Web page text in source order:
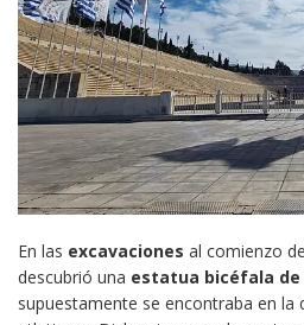
En las excavaciones al comienzo
descubrió una estatua bicéfala de
supuestamente se encontraba en la